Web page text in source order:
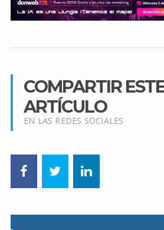
COMPARTIR
ARTÍCULO
EN LAS REDES SOCIALES